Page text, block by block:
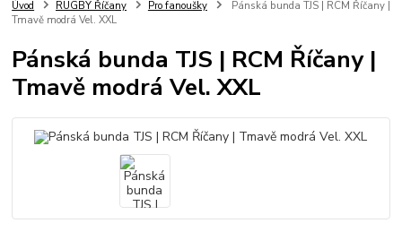
Úvod RUGBY Říčany Pro fanoušky
Pánská bunda TJS | RCM Říčany |
Tmavě modrá Vel. XXL
Pánská bunda TJS | RCM Říčany |
Tmavě modrá Vel. XXL